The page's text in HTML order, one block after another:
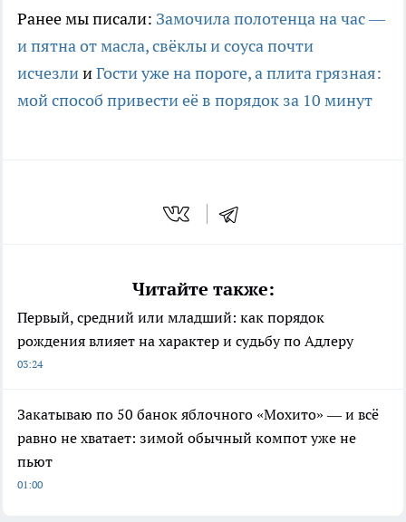
Ранее мы писали: Замочила полотенца на час —
и пятна от масла, свёклы и соуса почти
исчезлииГости уже на пороге, а плита грязная:
мой способ привести её в порядок за 10 минут
Читайте также:
Первый, средний или младший: как порядок
рождения влияет на характер и судьбу по Адлеру
03:24
Закатываю по 50 банок яблочного «Мохито» — и всё
равно не хватает: зимой обычный компот уже не
пьют
01:00